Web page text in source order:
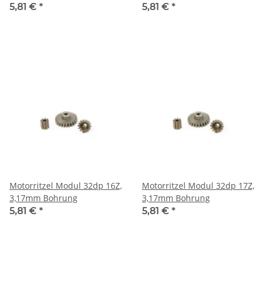
5,81 € *
5,81 € *
Motorritzel Modul 32dp 16Z,
3,17mm Bohrung
5,81 € *
Motorritzel Modul 32dp 17Z,
3,17mm Bohrung
5,81 € *